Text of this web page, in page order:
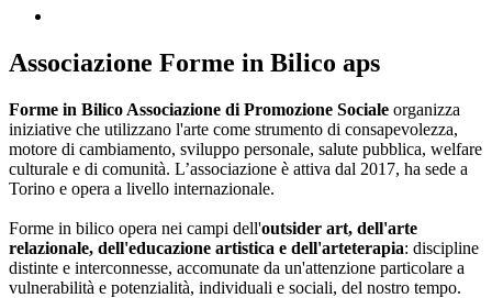
Associazione Forme in Bilico aps
Forme in Bilico Associazione di Promozione Sociale organizza
iniziative che utilizzano l'arte come strumento di consapevolezza,
motore di cambiamento, sviluppo personale, salute pubblica, welfare
culturale e di comunità. L’associazione è attiva dal 2017, ha sede a
Torino e opera a livello internazionale.
Forme in bilico opera nei campi dell'outsider art, dell'arte
relazionale, dell'educazione artistica e dell'arteterapia: discipline
distinte e interconnesse, accomunate da un'attenzione particolare a
vulnerabilità e potenzialità, individuali e sociali, del nostro tempo.